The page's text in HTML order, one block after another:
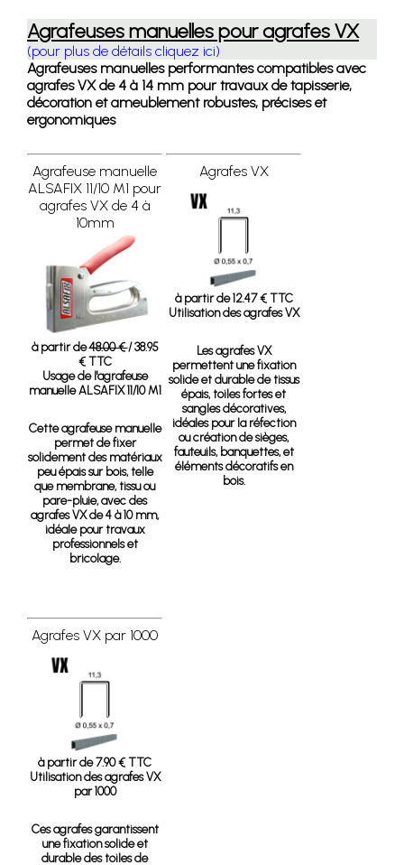
Agrafeuses manuelles pour agrafes VX
(pour plus de détails cliquez ici)
Agrafeuses manuelles performantes compatibles avec
agrafes VX de 4 à 14 mm pour travaux de tapisserie,
décoration et ameublement robustes, précises et
ergonomiques
Agrafeuse manuelle
ALSAFIX 11/10 M1 pour
agrafes VX de 4 à
10mm
à partir de48.00 €/ 38.95
€ TTC
Usage de l'agrafeuse
manuelle ALSAFIX 11/10 M1
Cette agrafeuse manuelle
permet de fixer
solidement des matériaux
peu épais sur bois, telle
que membrane, tissu ou
pare-pluie, avec des
agrafes VX de 4 à 10 mm,
idéale pour travaux
professionnels et
bricolage.
Agrafes VX
à partir de 12.47 € TTC
Utilisation des agrafes VX
Les agrafes VX
permettent une fixation
solide et durable de tissus
épais, toiles fortes et
sangles décoratives,
idéales pour la réfection
ou création de sièges,
fauteuils, banquettes, et
éléments décoratifs en
bois.
Agrafes VX par 1000
à partir de 7.90 € TTC
Utilisation des agrafes VX
par 1000
Ces agrafes garantissent
une fixation solide et
durable des toiles de